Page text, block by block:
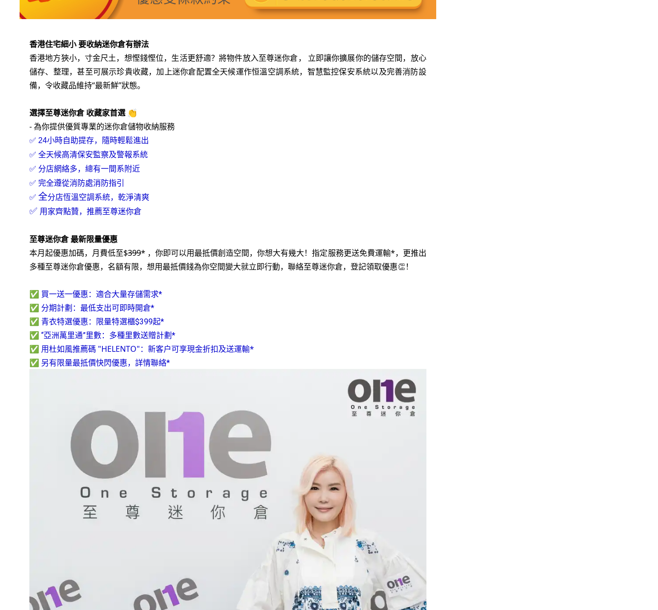
香港住宅細小 要收納迷你倉有辦法
香港地方狹小，寸金尺土，想慳錢慳位，生活更舒適？將物件放入至尊迷你倉， 立即讓你擴展你的儲存空間，放心
儲存、整理，甚至可展示珍貴收藏，加上迷你倉配置全天候運作恒溫空調系統，智慧監控保安系統以及完善消防設
備，令收藏品維持“最新鮮”狀態。
選擇至尊迷你倉 收藏家首選👏
- 為你提供優質專業的迷你倉儲物收納服務
✅ 24小時自助提存，隨時輕鬆進出
✅ 全天候高清保安監察及警報系統
✅ 分店網絡多，總有一間系附近
✅ 完全遵從消防處消防指引
✅ 全分店恆溫空調系統，乾淨清爽
✅ 用家齊點贊，推薦至尊迷你倉
至尊迷你倉 最新限量優惠
本月起優惠加碼，月費低至$399* ，你即可以用最抵價創造空間，你想大有幾大！指定服務更送免費運輸*，更推出
多種至尊迷你倉優惠，名額有限，想用最抵價錢為你空間變大就立即行動，聯絡至尊迷你倉，登記領取優惠👏 ！
✅ 買一送一優惠：適合大量存儲需求*
✅ 分期計劃 ： 最低支出可即時開倉*
✅ 青衣特選優惠：限量特選櫃$399起*
✅ “亞洲萬里通”里數：多種里數送贈計劃*
✅ 用杜如風推薦碼 "HELENTO"：新客户可享現金折扣及送運輸*
✅ 另有限量最抵價快閃優惠，詳情聯絡*